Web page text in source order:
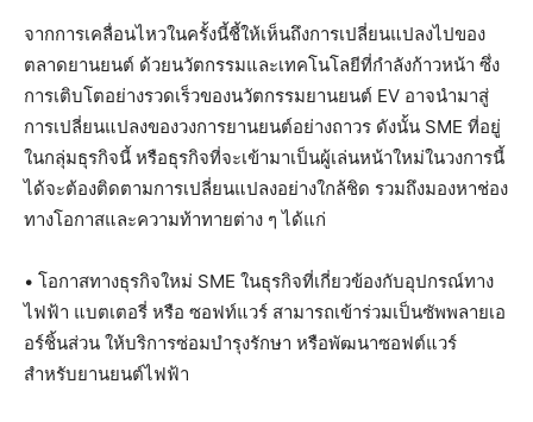
จากการเคลื่อนไหวในครั้งนี้ชี้ให้เห็นถึงการเปลี่ยนแปลงไปของ
ตลาดยานยนต์ ด้วยนวัตกรรมและเทคโนโลยีที่กำลังก้าวหน้า ซึ่ง
การเติบโตอย่างรวดเร็วของนวัตกรรมยานยนต์ EV อาจนำมาสู่
การเปลี่ยนแปลงของวงการยานยนต์อย่างถาวร ดังนั้น SME ที่อยู่
ในกลุ่มธุรกิจนี้ หรือธุรกิจที่จะเข้ามาเป็นผู้เล่นหน้าใหม่ในวงการนี้
ได้จะต้องติดตามการเปลี่ยนแปลงอย่างใกล้ชิด รวมถึงมองหาช่อง
ทางโอกาสและความท้าทายต่าง ๆ ได้แก่
• โอกาสทางธุรกิจใหม่ SME ในธุรกิจที่เกี่ยวข้องกับอุปกรณ์ทาง
ไฟฟ้า แบตเตอรี่ หรือ ซอฟท์แวร์ สามารถเข้าร่วมเป็นซัพพลายเอ
อร์ชิ้นส่วน ให้บริการซ่อมบำรุงรักษา หรือพัฒนาซอฟต์แวร์
สำหรับยานยนต์ไฟฟ้า